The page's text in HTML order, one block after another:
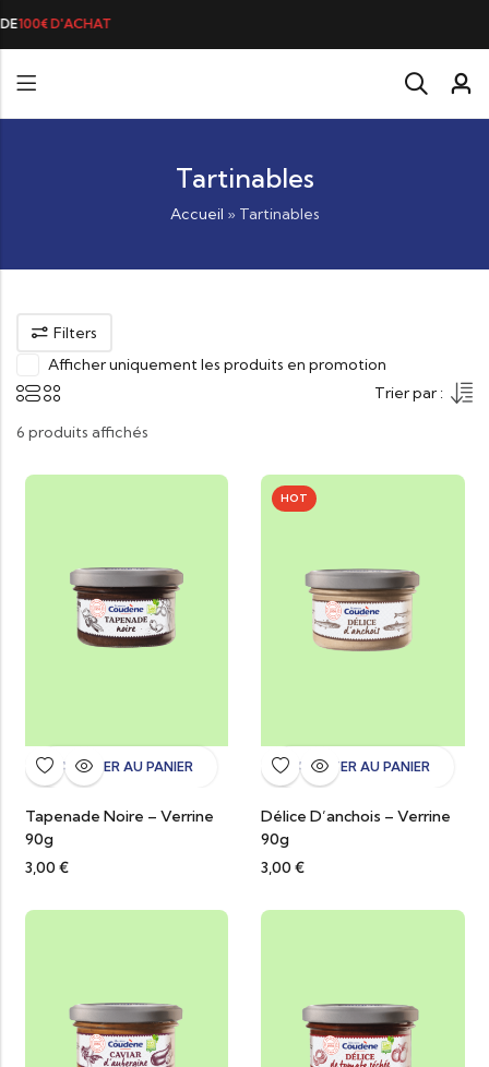
DE MORUE PRÉFÉRÉE DES GOURMANDS, N°1 DANS LES CŒURS ET
Tartinables
Accueil » Tartinables
Filters
Afficher uniquement les produits en promotion
Trier par :
6 produits affichés
AJOUTER AU PANIER
Tapenade Noire – Verrine
90g
3,00 €
HOT
AJOUTER AU PANIER
Délice D’anchois – Verrine
90g
3,00 €